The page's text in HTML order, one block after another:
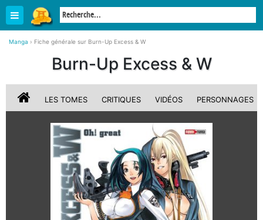
Manga › Fiche générale sur Burn-Up Excess & W
Burn-Up Excess & W
LES TOMES CRITIQUES VIDÉOS PERSONNAGES